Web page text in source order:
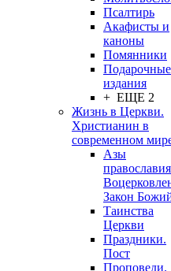
Псалтирь
Акафисты и
каноны
Помянники
Подарочные
издания
+ ЕЩЕ 2
Жизнь в Церкви.
Христианин в
современном
Азы
Закон
Таинства
Церкви
Праздники.
Пост
Проповеди.